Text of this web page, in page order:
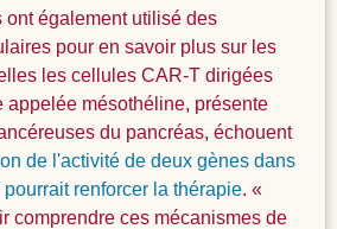
ont également utilisé des
pour en savoir plus sur les
les cellules CAR-T dirigées
appelée mésothéline, présente
du pancréas, échouent
de l'activité de deux gènes dans
renforcer la thérapie. «
comprendre ces mécanismes de